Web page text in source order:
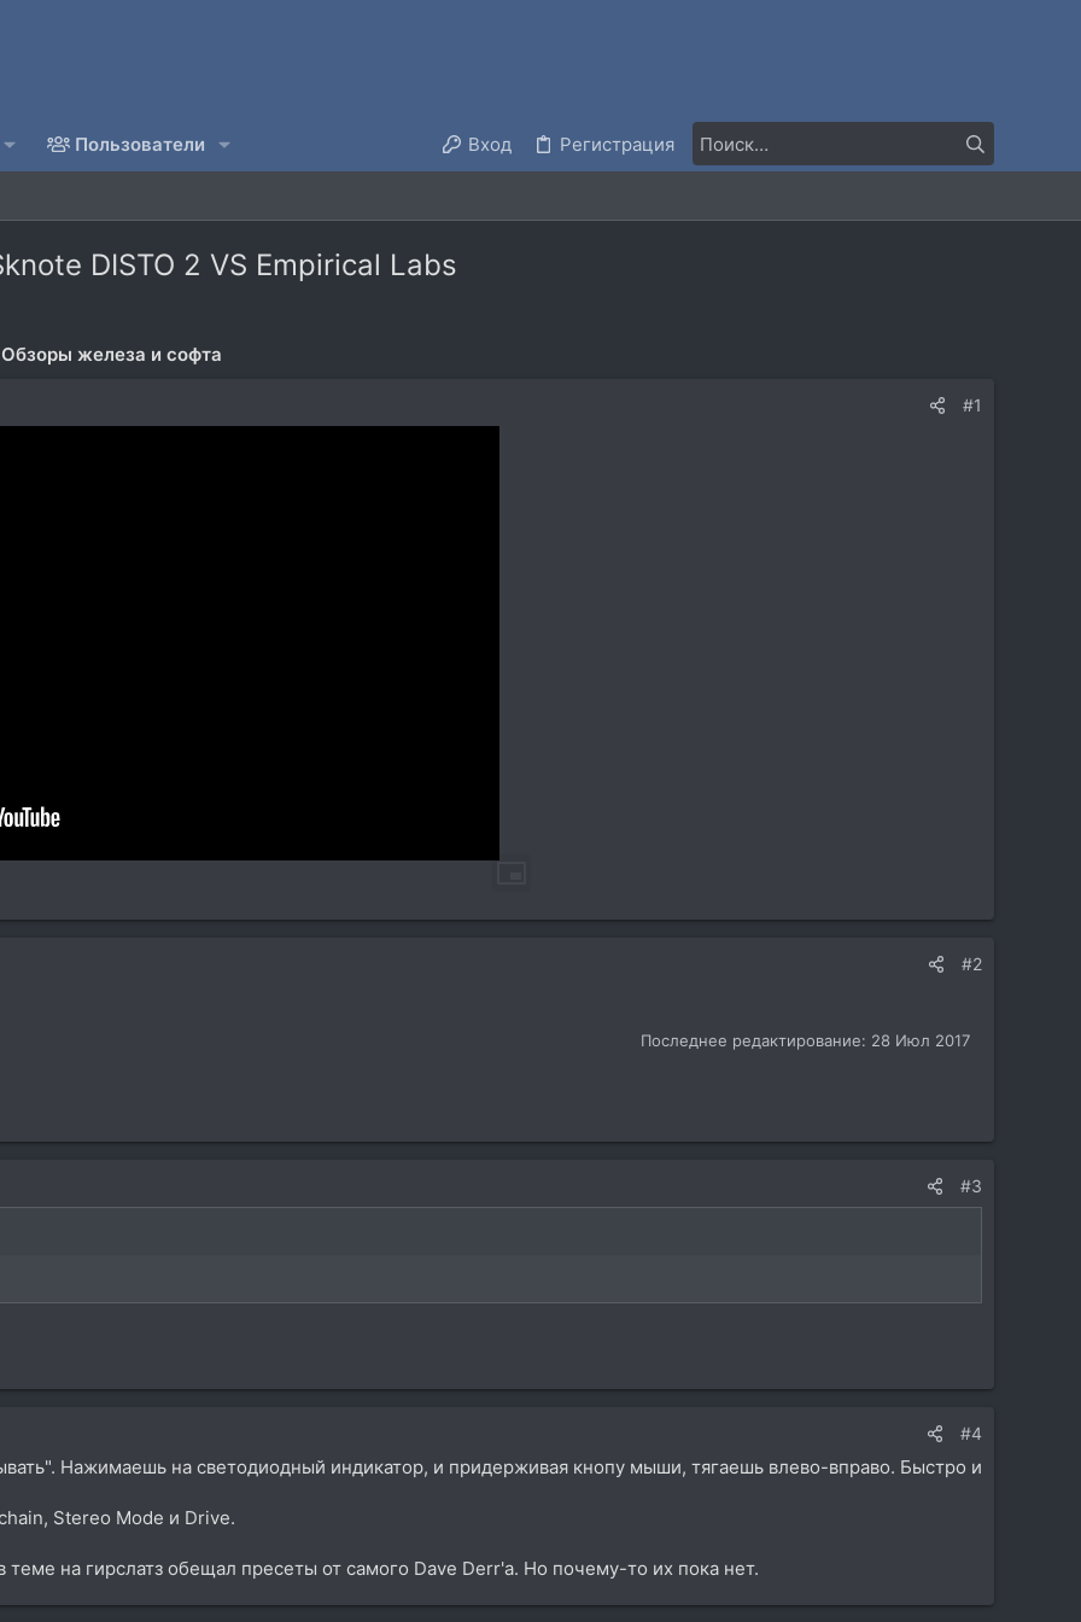
Пользователи Вход Регистрация
DISTO 2 VS Empirical Labs
Обзоры железа и софта
#1
#2
Последнее редактирование: 28 Июл 2017
#3
#4
Нажимаешь на светодиодный индикатор, и придерживая кнопу мыши, тягаешь влево-вправо. Быстро и
Stereo Mode и Drive.
теме на гирслатз обещал пресеты от самого Dave Derr'а. Но почему-то их пока нет.